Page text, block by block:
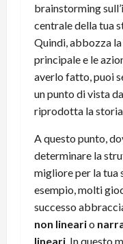
brainstorming
centrale della tua
Quindi, abbozza
principale e le
averlo fatto, puoi
un punto di vista
riprodotta la storia.
A questo punto,
determinare la
migliore per la tua
esempio, molti
successo
non lineario
lineari . In questo